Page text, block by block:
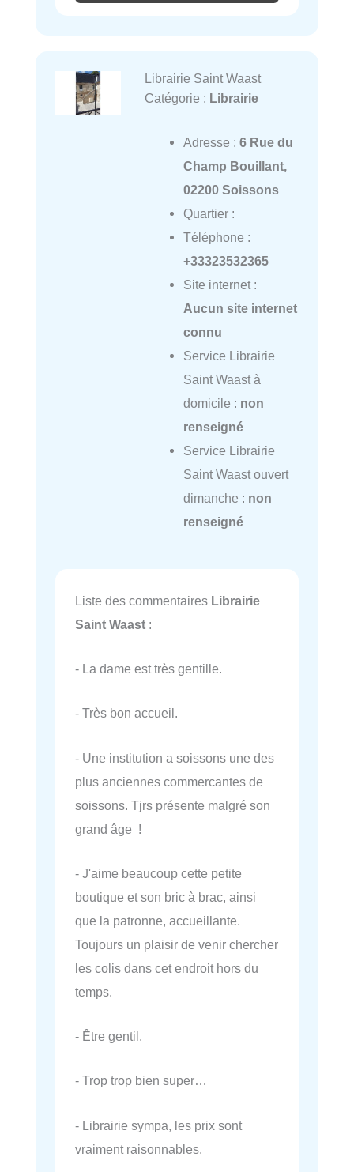
Librairie Saint Waast
Catégorie : Librairie
Adresse : 6 Rue du
Champ Bouillant,
02200 Soissons
Quartier :
Téléphone :
+33323532365
Site internet :
Aucun site internet
connu
Service Librairie
Saint Waast à
domicile : non
renseigné
Service Librairie
Saint Waast ouvert
dimanche : non
renseigné
Liste des commentaires Librairie
Saint Waast :
- La dame est très gentille.
- Très bon accueil.
- Une institution a soissons une des
plus anciennes commercantes de
soissons. Tjrs présente malgré son
grand âge !
- J'aime beaucoup cette petite
boutique et son bric à brac, ainsi
que la patronne, accueillante.
Toujours un plaisir de venir chercher
les colis dans cet endroit hors du
temps.
- Être gentil.
- Trop trop bien super…
- Librairie sympa, les prix sont
vraiment raisonnables.